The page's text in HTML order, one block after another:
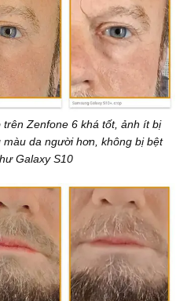
Zenfone 6 khá tốt, ảnh ít bị
da người hơn, không bị bệt
Galaxy S10